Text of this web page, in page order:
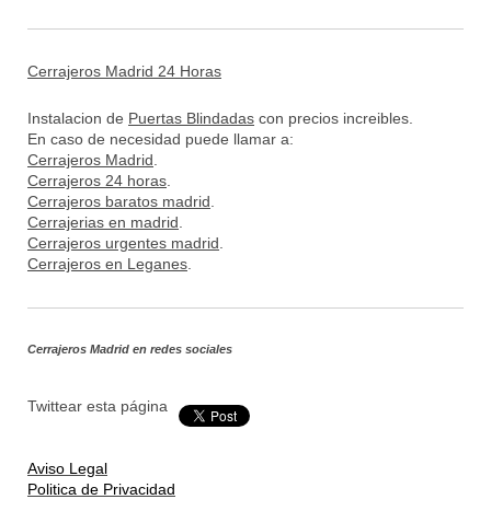
Cerrajeros Madrid 24 Horas
Instalacion de Puertas Blindadas con precios increibles.
En caso de necesidad puede llamar a:
Cerrajeros Madrid
Cerrajeros 24 horas
Cerrajeros baratos madrid
Cerrajerias en madrid
Cerrajeros urgentes madrid
Cerrajeros en Leganes
Cerrajeros Madrid en redes sociales
Twittear esta página
Aviso Legal
Politica de Privacidad